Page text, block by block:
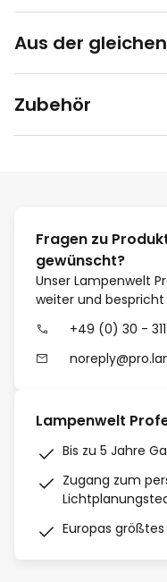
Aus der
Zubehör
Fragen zu
gewünscht?
Unser Lampenwelt
weiter und
+49 (0) 30 -
Lampenwelt
Bis zu 5 Jahre
Zugang zum
Europas